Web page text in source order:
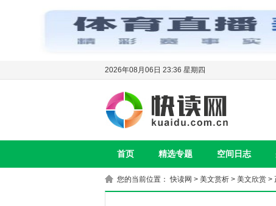
2026年08月06日 23:36 星期四
首页 精选专题 空间日志
您的当前位置：快读网 > 美文赏析 > 美文欣赏 >